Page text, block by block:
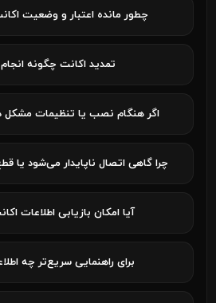
چطور مانده اعتبار و وضعیت
تمدید اکانت چگونه
اگر هنگام نصب یا تنظیمات مشکل
چرا گاهی اتصال ناپایدار می‌شود
آیا امکان بازیابی اطلاعات
برای راهنمایی سریع‌تر چه